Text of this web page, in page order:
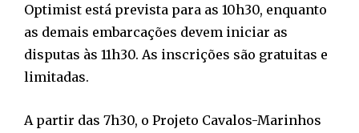
Optimist está prevista para as 10h30, enquanto
as demais embarcações devem iniciar as
disputas às 11h30. As inscrições são gratuitas e
limitadas.
A partir das 7h30, o Projeto Cavalos-Marinhos